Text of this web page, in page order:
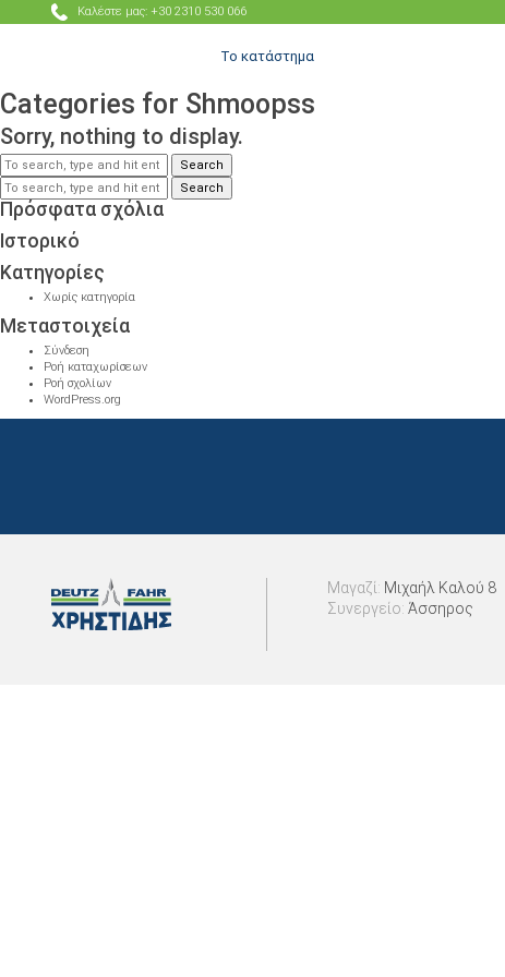
Καλέστε μας: +30 2310 530 066
Το κατάστημα
Categories for Shmoopss
Sorry, nothing to display.
Search
Search
Πρόσφατα σχόλια
Ιστορικό
Kατηγορίες
Χωρίς κατηγορία
Μεταστοιχεία
Σύνδεση
Ροή καταχωρίσεων
Ροή σχολίων
WordPress.org
Μαγαζί: Μιχαήλ Καλού 8
Συνεργείο:Άσσηρος